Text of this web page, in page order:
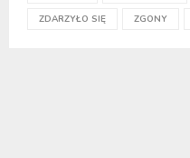
ZDARZYŁO SIĘ ZGONY